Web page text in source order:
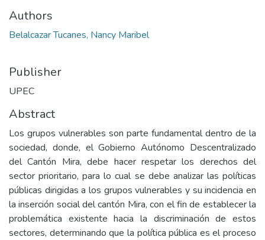
Authors
Belalcazar Tucanes, Nancy Maribel
Publisher
UPEC
Abstract
Los grupos vulnerables son parte fundamental dentro de la
sociedad, donde, el Gobierno Autónomo Descentralizado
del Cantón Mira, debe hacer respetar los derechos del
sector prioritario, para lo cual se debe analizar las políticas
públicas dirigidas a los grupos vulnerables y su incidencia en
la inserción social del cantón Mira, con el fin de establecer la
problemática existente hacia la discriminación de estos
sectores, determinando que la política pública es el proceso